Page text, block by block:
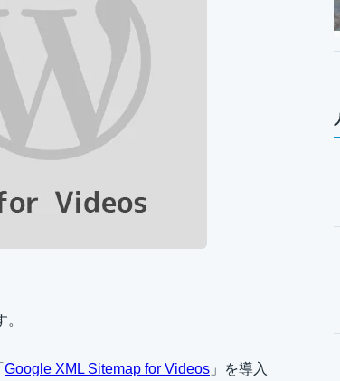
Google XML Sitemap for Videos 」を導入